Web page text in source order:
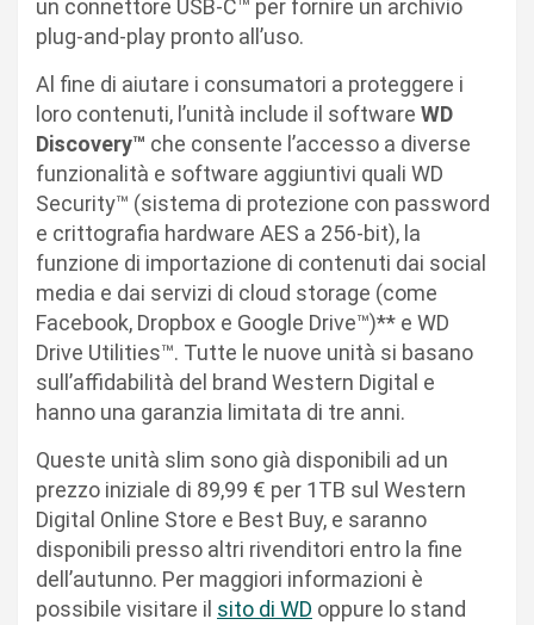
un connettore USB-C™ per fornire un archivio
plug-and-play pronto all’uso.
Al fine di aiutare i consumatori a proteggere i
loro contenuti, l’unità include il software WD
Discovery™ che consente l’accesso a diverse
funzionalità e software aggiuntivi quali WD
Security™ (sistema di protezione con password
e crittografia hardware AES a 256-bit), la
funzione di importazione di contenuti dai social
media e dai servizi di cloud storage (come
Facebook, Dropbox e Google Drive™)** e WD
Drive Utilities™. Tutte le nuove unità si basano
sull’affidabilità del brand Western Digital e
hanno una garanzia limitata di tre anni.
Queste unità slim sono già disponibili ad un
prezzo iniziale di 89,99 € per 1TB sul Western
Digital Online Store e Best Buy, e saranno
disponibili presso altri rivenditori entro la fine
dell’autunno. Per maggiori informazioni è
possibile visitare il sito di WD oppure lo stand